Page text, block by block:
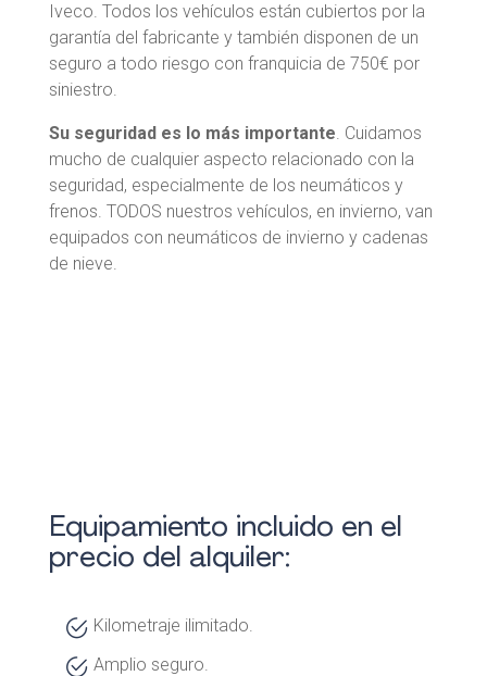
Iveco. Todos los vehículos están cubiertos por la
garantía del fabricante y también disponen de un
seguro a todo riesgo con franquicia de 750€ por
siniestro.
Su seguridad es lo más importante. Cuidamos
mucho de cualquier aspecto relacionado con la
seguridad, especialmente de los neumáticos y
frenos. TODOS nuestros vehículos, en invierno, van
equipados con neumáticos de invierno y cadenas
de nieve.
Equipamiento incluido en el
precio del alquiler:
Kilometraje ilimitado.
Amplio seguro.